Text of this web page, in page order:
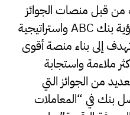
من قبل منصات الجوائز
المرموقة، وهذه شهادة على رؤية بنك ABC واستراتيجية
إلى بناء منصة أقوى
ملاءمة واستجابة
من الجوائز التي
بنك في “المعاملات